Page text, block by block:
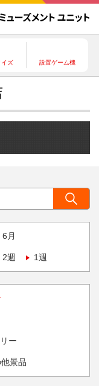
イズ 設置ゲーム機
6月
2週 1週
ー
景品